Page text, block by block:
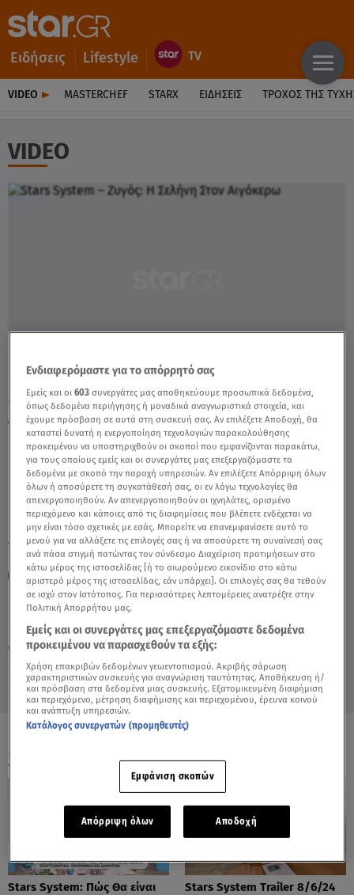
Ειδήσεις Lifestyle
VIDEO MASTERCHEF STARX ΕΙΔΉΣΕΙΣ ΤΡΟΧΌΣ ΤΗΣ
VIDEO
Παρασκευή 7 Αυγούστου 2026
09.01.21, 14:51 ΖΩΔΙΑ
Stars System – Ζυγός: Η Σελήνη Στον
Αιγόκερω - Video
TAGS: STARS SYSTEM ΖΥΓΟΣ ΑΣΗ ΜΠΗΛΙΟΥ
ΖΩΔΙΑ ΑΣΗ ΜΠΗΛΙΟΥ ΖΩΔΙΑ ΑΣΗ ΜΠΗΛΙΟΥ
ΟΛΑ ΤΑ ΒΙΝΤΕΟ
Stars System: Πώς Θα είναι
Stars System Trailer 8/6/24
Ενδιαφερόμαστε για το απόρρητό σας
Εμείς και οι603 συνεργάτες μας αποθηκεύουμε προσωπικά δεδομένα,
όπως δεδομένα περιήγησης ή μοναδικά αναγνωριστικά στοιχεία, και
έχουμε πρόσβαση σε αυτά στη συσκευή σας. Αν επιλέξετε Αποδοχή, θα
καταστεί δυνατή η ενεργοποίηση τεχνολογιών παρακολούθησης
προκειμένου να υποστηριχθούν οι σκοποί που εμφανίζονται παρακάτω,
για τους οποίους εμείς και οι συνεργάτες μας επεξεργαζόμαστε τα
δεδομένα με σκοπό την παροχή υπηρεσιών. Αν επιλέξετε Απόρριψη όλων
όλων ή αποσύρετε τη συγκατάθεσή σας, οι εν λόγω τεχνολογίες θα
απενεργοποιηθούν. Αν απενεργοποιηθούν οι ιχνηλάτες, ορισμένο
περιεχόμενο και κάποιες από τις διαφημίσεις που βλέπετε ενδέχεται να
μην είναι τόσο σχετικές με εσάς. Μπορείτε να επανεμφανίσετε αυτό το
μενού για να αλλάξετε τις επιλογές σας ή να αποσύρετε τη συναίνεσή σας
ανά πάσα στιγμή πατώντας τον σύνδεσμο Διαχείριση προτιμήσεων στο
κάτω μέρος της ιστοσελίδας [ή το αιωρούμενο εικονίδιο στο κάτω
αριστερό μέρος της ιστοσελίδας, εάν υπάρχει]. Οι επιλογές σας θα τεθούν
σε ισχύ στον Ιστότοπος. Για περισσότερες λεπτομέρειες ανατρέξτε στην
Πολιτική Απορρήτου μας.
Εμείς και οι συνεργάτες μας επεξεργαζόμαστε δεδομένα
προκειμένου να παρασχεθούν τα εξής:
Χρήση επακριβών δεδομένων γεωεντοπισμού. Ακριβής σάρωση
χαρακτηριστικών συσκευής για αναγνώριση ταυτότητας. Αποθήκευση ή/
και πρόσβαση στα δεδομένα μιας συσκευής. Εξατομικευμένη διαφήμιση
και περιεχόμενο, μέτρηση διαφήμισης και περιεχομένου, έρευνα κοινού
και ανάπτυξη υπηρεσιών.
Κατάλογος συνεργατών (προμηθευτές)
Εμφάνιση σκοπών
Απόρριψη όλων Αποδοχή